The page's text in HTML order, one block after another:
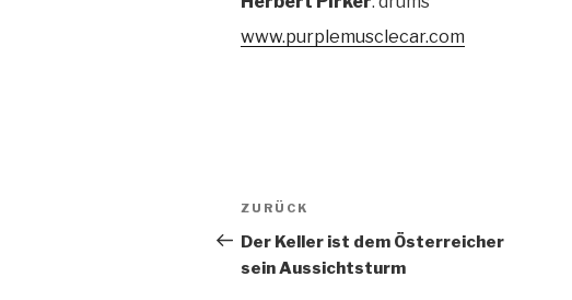
www.purplemusclecar.com
Beitragsnavigation
Vorheriger
Beitrag
ZURÜCK
Der Keller ist dem Österreicher
sein Aussichtsturm